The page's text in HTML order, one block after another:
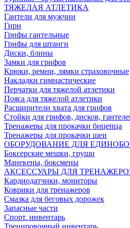
ТЯЖЕЛАЯ АТЛЕТИКА
Гантели для мужчин
Гири
Грифы гантельные
Грифы для штанги
Диски, блины
Замки для грифов
Крюки, ремни, лямки страховочные
Накладки гимнастические
Перчатки для тяжелой атлетики
Пояса для тяжелой атлетики
Расширители хвата для грифов
Стойки для грифов, дисков,
Тренажеры для прокачки бицепца
Тренажеры для прокачки шеи
ОБОРУДОВАНИЕ ДЛЯ
Боксерские мешки, груши
Манекены, боксмены
АКСЕССУАРЫ ДЛЯ
Кардиодатчики, мониторы
Коврики для тренажеров
Смазка для беговых дорожек
Запасные части
Спорт. инвентарь
Тренировочный инвентарь